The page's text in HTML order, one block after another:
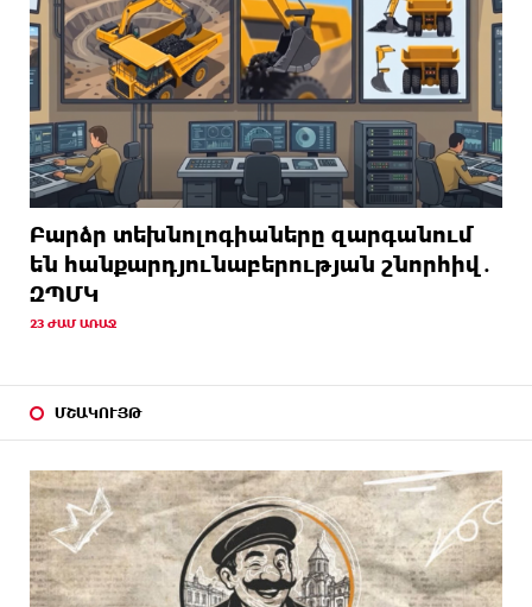
Բարձր տեխնոլոգիաները զարգանում
են հանքարդյունաբերության շնորհիվ․
ԶՊՄԿ
23 ԺԱՄ ԱՌԱՋ
ՄՇԱԿՈՒՅԹ